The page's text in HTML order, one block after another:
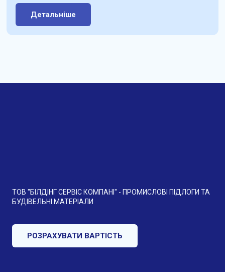
Детальніше
ТОВ "БІЛДІНГ СЕРВІС КОМПАНІ" - ПРОМИСЛОВІ ПІДЛОГИ ТА
БУДІВЕЛЬНІ МАТЕРІАЛИ
РОЗРАХУВАТИ ВАРТІСТЬ